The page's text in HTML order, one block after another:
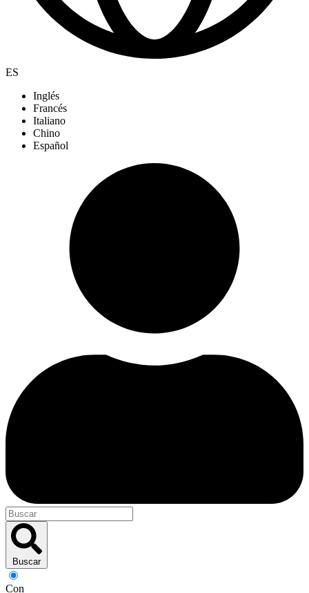
ES
Inglés
Francés
Italiano
Chino
Español
Buscar
Con